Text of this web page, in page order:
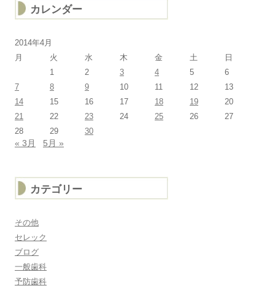
カレンダー
2014年4月
月
火 水 木 金 土
日
1
2 3 4 5
6
7
8 9 10 11 12
13
14
15 16 17 18 19
20
21
22 23 24 25 26
27
28
29 30
« 3月 5月 »
カテゴリー
その他
セレック
ブログ
一般歯科
予防歯科